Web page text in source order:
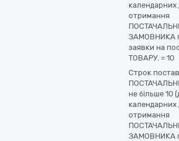
календарних
отримання
ЗАМОВНИКА
заявки на
ТОВАРУ.= 10
Строк
не більше 10
календарних
отримання
ЗАМОВНИКА